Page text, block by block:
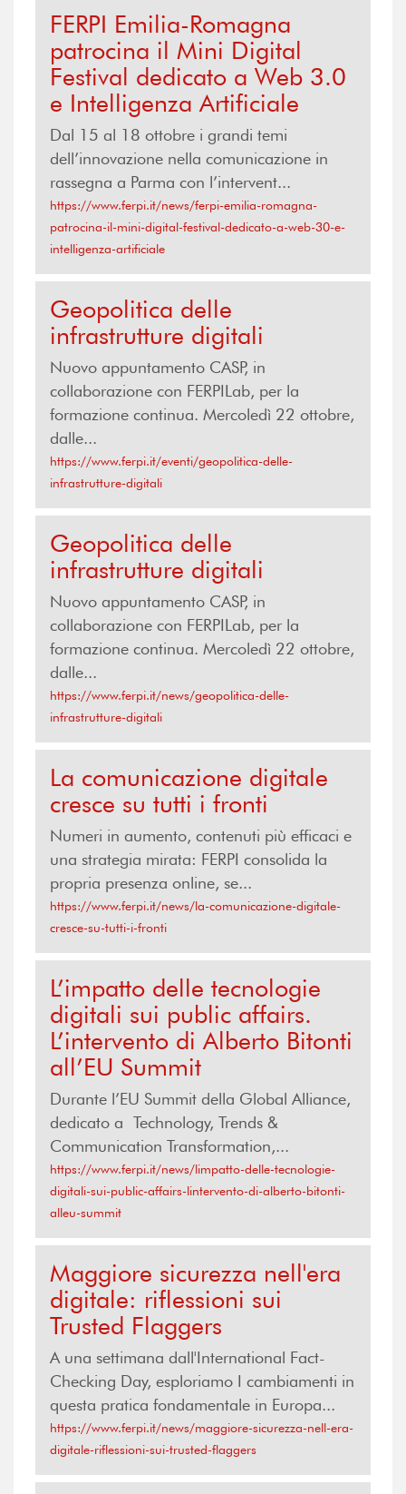
FERPI Emilia-Romagna
patrocina il Mini Digital
Festival dedicato a Web 3.0
e Intelligenza Artificiale
Dal 15 al 18 ottobre i grandi temi
dell’innovazione nella comunicazione in
rassegna a Parma con l’intervent...
https://www.ferpi.it/news/ferpi-emilia-romagna-
patrocina-il-mini-digital-festival-dedicato-a-web-30-e-
intelligenza-artificiale
Geopolitica delle
infrastrutture digitali
Nuovo appuntamento CASP, in
collaborazione con FERPILab, per la
formazione continua. Mercoledì 22 ottobre,
dalle...
https://www.ferpi.it/eventi/geopolitica-delle-
infrastrutture-digitali
Geopolitica delle
infrastrutture digitali
Nuovo appuntamento CASP, in
collaborazione con FERPILab, per la
formazione continua. Mercoledì 22 ottobre,
dalle...
https://www.ferpi.it/news/geopolitica-delle-
infrastrutture-digitali
La comunicazione digitale
cresce su tutti i fronti
Numeri in aumento, contenuti più efficaci e
una strategia mirata: FERPI consolida la
propria presenza online, se...
https://www.ferpi.it/news/la-comunicazione-digitale-
cresce-su-tutti-i-fronti
L’impatto delle tecnologie
digitali sui public affairs.
L’intervento di Alberto Bitonti
all’EU Summit
Durante l’EU Summit della Global Alliance,
dedicato a Technology, Trends &
Communication Transformation,...
https://www.ferpi.it/news/limpatto-delle-tecnologie-
digitali-sui-public-affairs-lintervento-di-alberto-bitonti-
alleu-summit
Maggiore sicurezza nell'era
digitale: riflessioni sui
Trusted Flaggers
A una settimana dall'International Fact-
Checking Day, esploriamo I cambiamenti in
questa pratica fondamentale in Europa...
https://www.ferpi.it/news/maggiore-sicurezza-nell-era-
digitale-riflessioni-sui-trusted-flaggers